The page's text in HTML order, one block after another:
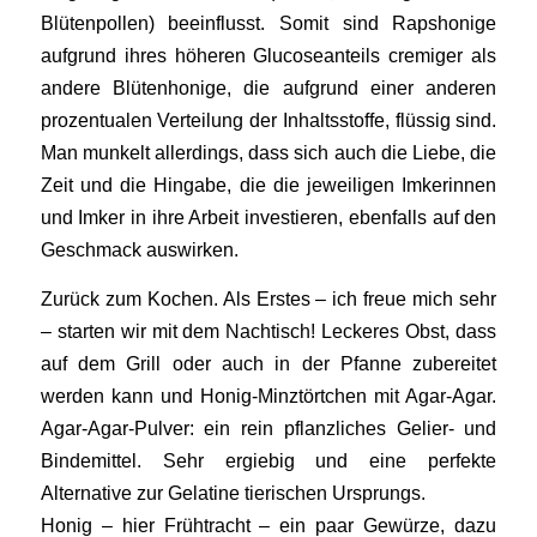
Blütenpollen) beeinflusst. Somit sind Rapshonige
aufgrund ihres höheren Glucoseanteils cremiger als
andere Blütenhonige, die aufgrund einer anderen
prozentualen Verteilung der Inhaltsstoffe, flüssig sind.
Man munkelt allerdings, dass sich auch die Liebe, die
Zeit und die Hingabe, die die jeweiligen Imkerinnen
und Imker in ihre Arbeit investieren, ebenfalls auf den
Geschmack auswirken.
Zurück zum Kochen. Als Erstes – ich freue mich sehr
– starten wir mit dem Nachtisch! Leckeres Obst, dass
auf dem Grill oder auch in der Pfanne zubereitet
werden kann und Honig-Minztörtchen mit Agar-Agar.
Agar-Agar-Pulver: ein rein pflanzliches Gelier- und
Bindemittel. Sehr ergiebig und eine perfekte
Alternative zur Gelatine tierischen Ursprungs.
Honig – hier Frühtracht – ein paar Gewürze, dazu